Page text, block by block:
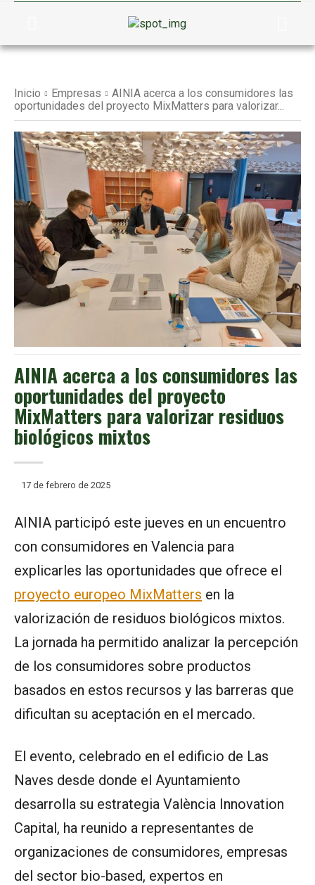
Inicio Empresas
AINIA acerca a los consumidores las
oportunidades del proyecto MixMatters para valorizar...
AINIA acerca a los consumidores las
oportunidades del proyecto
MixMatters para valorizar residuos
biológicos mixtos
17 de febrero de 2025
AINIA participó este jueves en un encuentro
con consumidores en Valencia para
explicarles las oportunidades que ofrece el
proyecto europeo MixMatters en la
valorización de residuos biológicos mixtos.
La jornada ha permitido analizar la percepción
de los consumidores sobre productos
basados en estos recursos y las barreras que
dificultan su aceptación en el mercado.
El evento, celebrado en el edificio de Las
Naves desde donde el Ayuntamiento
desarrolla su estrategia València Innovation
Capital, ha reunido a representantes de
organizaciones de consumidores, empresas
del sector bio-based, expertos en